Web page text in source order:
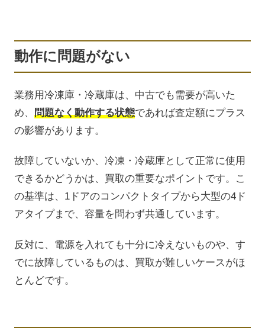
動作に問題がない
業務用冷凍庫・冷蔵庫は、中古でも需要が高いた
め、 問題なく動作する状態であれば査定額にプラス
の影響があります。
故障していないか、冷凍・冷蔵庫として正常に使用
できるかどうかは、買取の重要なポイントです。こ
の基準は、1ドアのコンパクトタイプから大型の4ド
アタイプまで、容量を問わず共通しています。
反対に、電源を入れても十分に冷えないものや、す
でに故障しているものは、買取が難しいケースがほ
とんどです。